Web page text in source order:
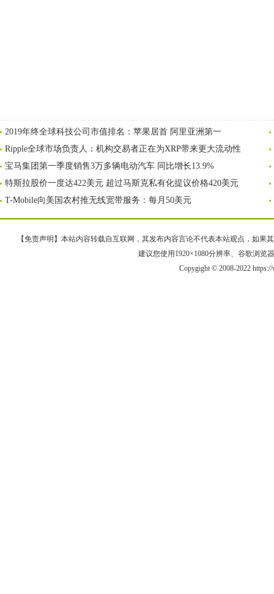
2019年终全球科技公司市值排名：苹果居首 阿里亚洲第一
Ripple全球市场负责人：机构交易者正在为XRP带来更大流动性
宝马集团第一季度销售3万多辆电动汽车 同比增长13.9%
特斯拉股价一度达422美元 超过马斯克私有化提议价格420美元
T-Mobile向美国农村推无线宽带服务：每月50美元
【免责声明】本站内容转载自互联网，其发布内容言论不代表本站观点，如果
建议您使用1920×1080分辨率、谷歌浏览
Copygight © 2008-2022